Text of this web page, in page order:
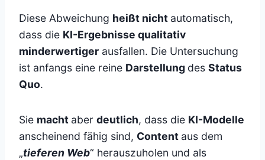
Diese Abweichung heißt nicht automatisch,
dass die KI-Ergebnisse qualitativ
minderwertiger ausfallen. Die Untersuchung
ist anfangs eine reine Darstellung des Status
Quo.
Sie macht aber deutlich, dass die KI-Modelle
anscheinend fähig sind, Content aus dem
„tieferen Web“ herauszuholen und als